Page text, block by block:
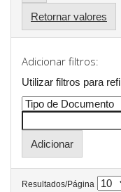
Retornar valores
Adicionar filtros:
Utilizar filtros para
Resultados/Página